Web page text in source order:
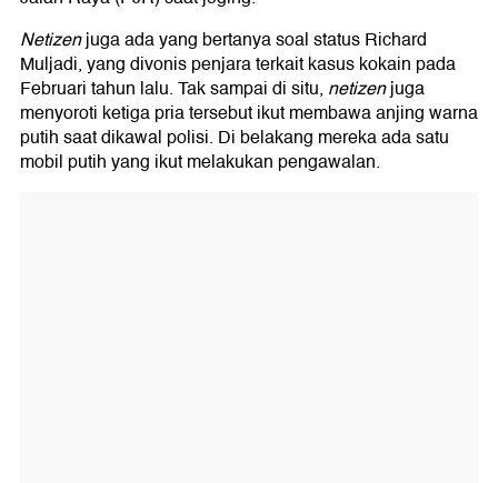
Netizenjuga ada yang bertanya soal status Richard
Muljadi, yang divonis penjara terkait kasus kokain pada
Februari tahun lalu. Tak sampai di situ, netizenjuga
menyoroti ketiga pria tersebut ikut membawa anjing warna
putih saat dikawal polisi. Di belakang mereka ada satu
mobil putih yang ikut melakukan pengawalan.